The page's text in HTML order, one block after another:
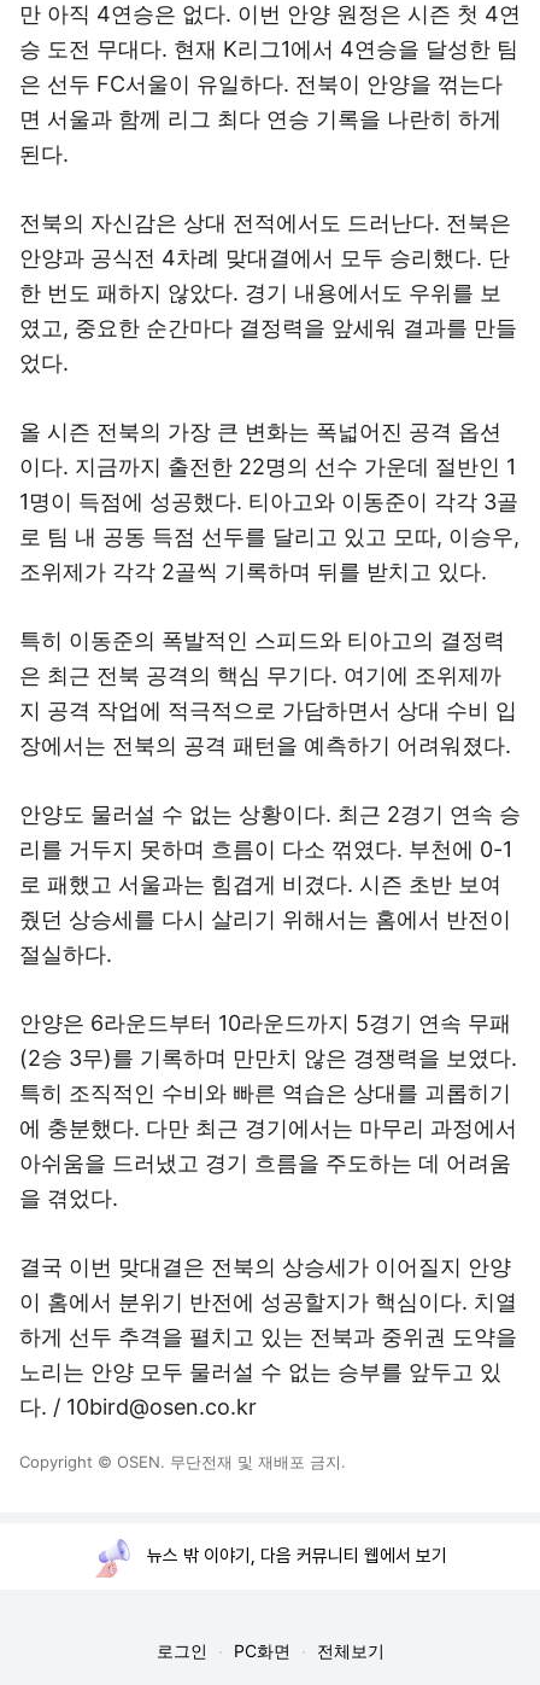
만 아직 4연승은 없다. 이번 안양 원정은 시즌 첫 4연
승 도전 무대다. 현재 K리그1에서 4연승을 달성한 팀
은 선두 FC서울이 유일하다. 전북이 안양을 꺾는다
면 서울과 함께 리그 최다 연승 기록을 나란히 하게
된다.
전북의 자신감은 상대 전적에서도 드러난다. 전북은
안양과 공식전 4차례 맞대결에서 모두 승리했다. 단
한 번도 패하지 않았다. 경기 내용에서도 우위를 보
였고, 중요한 순간마다 결정력을 앞세워 결과를 만들
었다.
올 시즌 전북의 가장 큰 변화는 폭넓어진 공격 옵션
이다. 지금까지 출전한 22명의 선수 가운데 절반인 1
1명이 득점에 성공했다. 티아고와 이동준이 각각 3골
로 팀 내 공동 득점 선두를 달리고 있고 모따, 이승우,
조위제가 각각 2골씩 기록하며 뒤를 받치고 있다.
특히 이동준의 폭발적인 스피드와 티아고의 결정력
은 최근 전북 공격의 핵심 무기다. 여기에 조위제까
지 공격 작업에 적극적으로 가담하면서 상대 수비 입
장에서는 전북의 공격 패턴을 예측하기 어려워졌다.
안양도 물러설 수 없는 상황이다. 최근 2경기 연속 승
리를 거두지 못하며 흐름이 다소 꺾였다. 부천에 0-1
로 패했고 서울과는 힘겹게 비겼다. 시즌 초반 보여
줬던 상승세를 다시 살리기 위해서는 홈에서 반전이
절실하다.
안양은 6라운드부터 10라운드까지 5경기 연속 무패
(2승 3무)를 기록하며 만만치 않은 경쟁력을 보였다.
특히 조직적인 수비와 빠른 역습은 상대를 괴롭히기
에 충분했다. 다만 최근 경기에서는 마무리 과정에서
아쉬움을 드러냈고 경기 흐름을 주도하는 데 어려움
을 겪었다.
결국 이번 맞대결은 전북의 상승세가 이어질지 안양
이 홈에서 분위기 반전에 성공할지가 핵심이다. 치열
하게 선두 추격을 펼치고 있는 전북과 중위권 도약을
노리는 안양 모두 물러설 수 없는 승부를 앞두고 있
다. / 10bird@osen.co.kr
Copyright © OSEN. 무단전재 및 재배포 금지.
뉴스 밖 이야기, 다음 커뮤니티 웹에서 보기
로그인 PC화면 전체보기